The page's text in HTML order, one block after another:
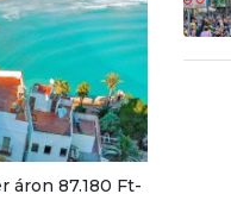
áron 87.180 Ft-